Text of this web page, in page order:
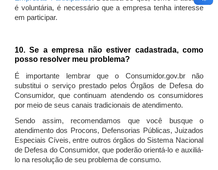
é voluntária, é necessário que a empresa tenha interesse
em participar.
10. Se a empresa não estiver cadastrada, como
posso resolver meu problema?
É importante lembrar que o Consumidor.gov.br não
substitui o serviço prestado pelos Órgãos de Defesa do
Consumidor, que continuam atendendo os consumidores
por meio de seus canais tradicionais de atendimento.
Sendo assim, recomendamos que você busque o
atendimento dos Procons, Defensorias Públicas, Juizados
Especiais Cíveis, entre outros órgãos do Sistema Nacional
de Defesa do Consumidor, que poderão orientá-lo e auxiliá-
lo na resolução de seu problema de consumo.